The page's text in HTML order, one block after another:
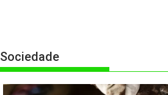
Sociedade